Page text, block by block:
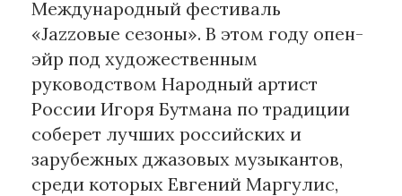
Материалы партнеров
Artists / Художники.РФ
n'RIS
Онлайн патент
Цифровой Сарафан
Международный фестиваль
«Jazzовые сезоны». В этом году опен-
эйр под художественным
руководством Народный артист
России Игоря Бутмана по традиции
соберет лучших российских и
зарубежных джазовых музыкантов,
среди которых Евгений Маргулис,